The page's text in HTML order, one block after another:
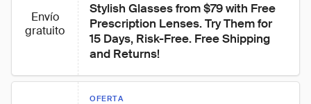
Envío
gratuito
Stylish Glasses from $79 with Free
Prescription Lenses. Try Them for
15 Days, Risk-Free. Free Shipping
and Returns!
OFERTA